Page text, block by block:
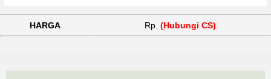
HARGA Rp. (Hubungi CS)